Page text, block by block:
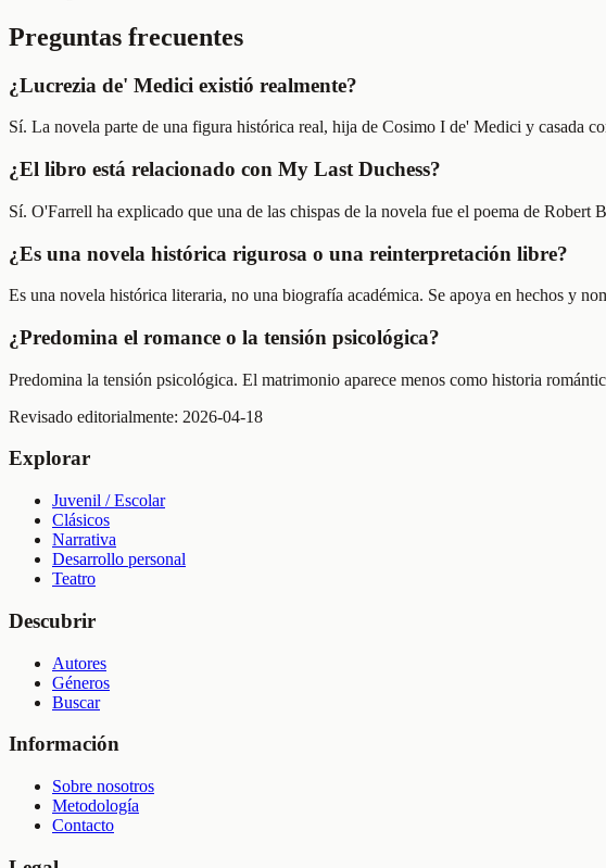
Preguntas frecuentes
¿Lucrezia de' Medici existió realmente?
Sí. La novela parte de una figura histórica real, hija de Cosimo I de' Medici y casada
¿El libro está relacionado con My Last Duchess?
Sí. O'Farrell ha explicado que una de las chispas de la novela fue el poema de
¿Es una novela histórica rigurosa o una reinterpretación libre?
Es una novela histórica literaria, no una biografía académica. Se apoya en hechos y
¿Predomina el romance o la tensión psicológica?
Predomina la tensión psicológica. El matrimonio aparece menos como historia
Revisado editorialmente: 2026-04-18
Explorar
Juvenil / Escolar
Clásicos
Narrativa
Desarrollo personal
Teatro
Descubrir
Autores
Géneros
Buscar
Información
Sobre nosotros
Metodología
Contacto